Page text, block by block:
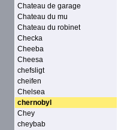
Chateau de garage
Chateau du mu
Chateau du robinet
Checka
Cheeba
Cheesa
chefsligt
cheifen
Chelsea
chernobyl
Chey
cheybab